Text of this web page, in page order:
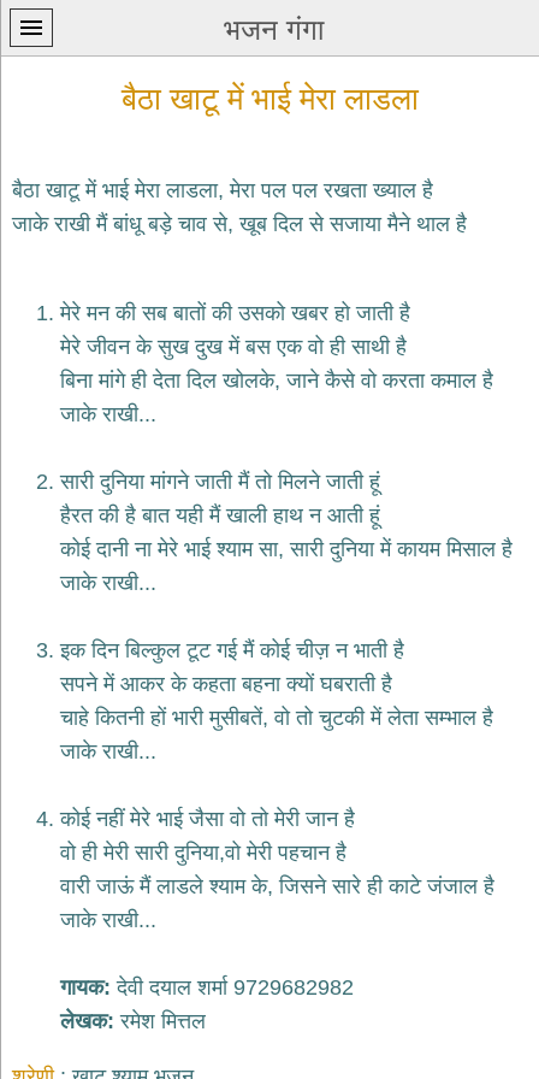
भजन गंगा
प्रथम
कृष्ण
भजन
krishna
bhajans
shiv
bhajans
हनुमान
भजन
hanuman
bhajans
साईं
भजन
bhajans
durga
भजन
ganesh
bhajans
बैठा खाटू में भाई मेरा लाडला
बैठा खाटू में भाई मेरा लाडला, मेरा पल पल रखता ख्याल है
जाके राखी मैं बांधू बड़े चाव से, खूब दिल से सजाया मैने थाल है
मेरे मन की सब बातों की उसको खबर हो जाती है
मेरे जीवन के सुख दुख में बस एक वो ही साथी है
बिना मांगे ही देता दिल खोलके, जाने कैसे वो करता कमाल है
जाके राखी...
सारी दुनिया मांगने जाती मैं तो मिलने जाती हूं
हैरत की है बात यही मैं खाली हाथ न आती हूं
कोई दानी ना मेरे भाई श्याम सा, सारी दुनिया में कायम मिसाल है
जाके राखी...
इक दिन बिल्कुल टूट गई मैं कोई चीज़ न भाती है
सपने में आकर के कहता बहना क्यों घबराती है
चाहे कितनी हों भारी मुसीबतें, वो तो चुटकी में लेता सम्भाल है
जाके राखी...
कोई नहीं मेरे भाई जैसा वो तो मेरी जान है
वो ही मेरी सारी दुनिया,वो मेरी पहचान है
वारी जाऊं मैं लाडले श्याम के, जिसने सारे ही काटे जंजाल है
जाके राखी...
गायक: देवी दयाल शर्मा 9729682982
लेखक: रमेश मित्तल